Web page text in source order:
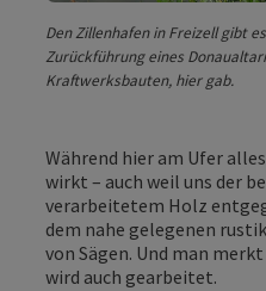
Den Zillenhafen in Freizell gibt
Zurückführung eines
Kraftwerksbauten, hier gab.
Während hier am Ufer
wirkt – auch weil uns der
verarbeitetem Holz
dem nahe gelegenen
von Sägen. Und man
wird auch gearbeitet.